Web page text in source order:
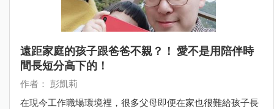
遠距家庭的孩子跟爸爸不親？！ 愛不是用陪伴時
間長短分高下的！
作者： 彭凱莉
在現今工作職場環境裡，很多父母即便在家也很難給孩子長